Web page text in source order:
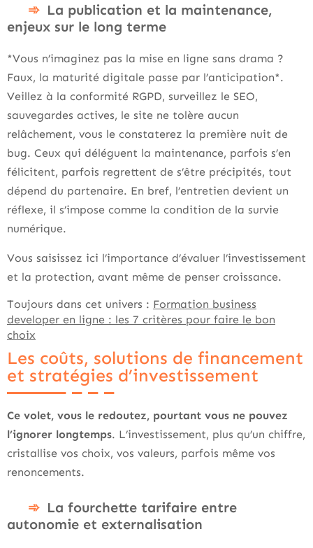
La publication et la maintenance,
enjeux sur le long terme
*Vous n’imaginez pas la mise en ligne sans drama ?
Faux, la maturité digitale passe par l’anticipation*.
Veillez à la conformité RGPD, surveillez le SEO,
sauvegardes actives, le site ne tolère aucun
relâchement, vous le constaterez la première nuit de
bug. Ceux qui déléguent la maintenance, parfois s’en
félicitent, parfois regrettent de s’être précipités, tout
dépend du partenaire. En bref, l’entretien devient un
réflexe, il s’impose comme la condition de la survie
numérique.
Vous saisissez ici l’importance d’évaluer l’investissement
et la protection, avant même de penser croissance.
Toujours dans cet univers : Formation business
developer en ligne : les 7 critères pour faire le bon
choix
Les coûts, solutions de financement
et stratégies d’investissement
Ce volet, vous le redoutez, pourtant vous ne pouvez
l’ignorer longtemps. L’investissement, plus qu’un chiffre,
cristallise vos choix, vos valeurs, parfois même vos
renoncements.
La fourchette tarifaire entre
autonomie et externalisation